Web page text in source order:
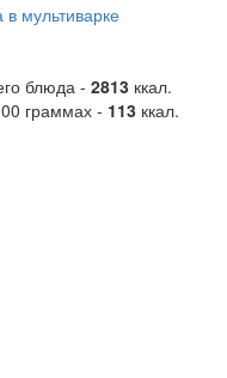
мультиварке
блюда - 2813 ккал.
граммах - 113 ккал.